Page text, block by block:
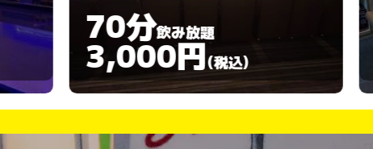
70分 飲み放題
3,000円(税込)
90分